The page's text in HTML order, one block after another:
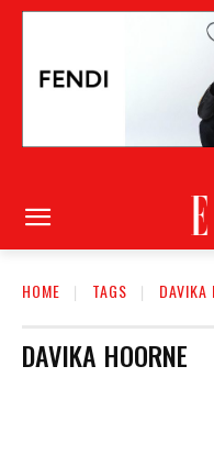
HOME TAGS DAVIKA
DAVIKA HOORNE